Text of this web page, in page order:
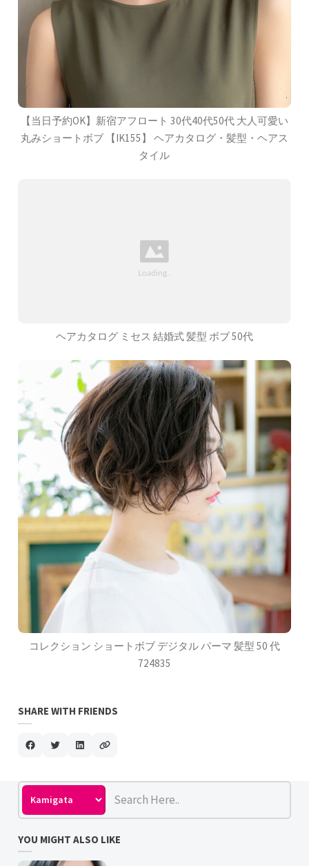
【当日予約OK】新宿アフロート 30代40代50代 大人可愛い
丸みショートボブ 【IK155】 ヘアカタログ・髪型・ヘアス
タイル
ヘアカタログ ミセス 結婚式 髪型 ボブ 50代
コレクション ショートボブ デジタル パーマ 髪型 50 代
724835
SHARE WITH FRIENDS
YOU MIGHT ALSO LIKE